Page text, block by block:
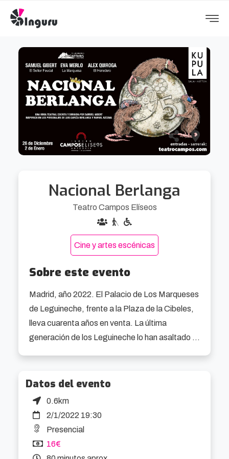
Nacional Berlanga
Teatro Campos Elíseos
Cine y artes escénicas
Sobre este evento
Madrid, año 2022. El Palacio de Los Marqueses
de Leguineche, frente a la Plaza de la Cibeles,
lleva cuarenta años en venta. La última
generación de los Leguineche lo han asaltado
La actual marquesa quiere vender el patrimonio
familiar que aún queda y lanzarse con ambición
a la política en Madrid. Le persigue su
proyectos de su esposa por miedo a la ruina
Datos del evento
0.6km
2/1/2022 19:30
Presencial
16€